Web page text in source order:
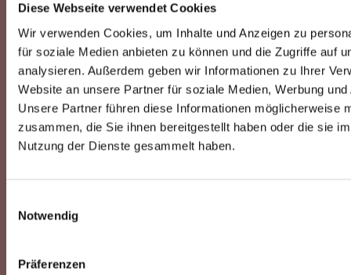
Diese Webseite verwendet Cookies
Wir verwenden Cookies, um Inhalte und Anzeigen zu
für soziale Medien anbieten zu können und die Zugriffe auf
analysieren. Außerdem geben wir Informationen zu Ihrer
Website an unsere Partner für soziale Medien, Werbung
Unsere Partner führen diese Informationen möglicherweise
zusammen, die Sie ihnen bereitgestellt haben oder die sie
Nutzung der Dienste gesammelt haben.
Notwendig
Präferenzen
ist
bei